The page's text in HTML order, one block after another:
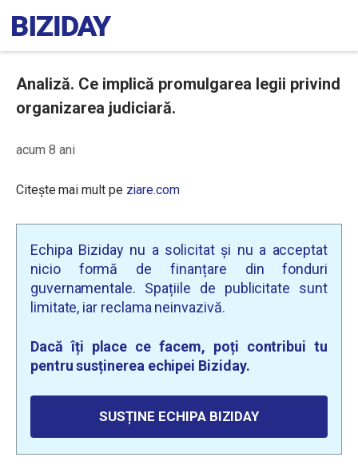
Analiză. Ce implică promulgarea legii privind
organizarea judiciară.
acum 8 ani
Citește mai mult pe ziare.com
Echipa Biziday nu a solicitat și nu a acceptat
nicio formă de finanțare din fonduri
guvernamentale. Spațiile de publicitate sunt
limitate, iar reclama neinvazivă.
Dacă îți place ce facem, poți contribui tu
pentru susținerea echipei Biziday.
SUSȚINE ECHIPA BIZIDAY